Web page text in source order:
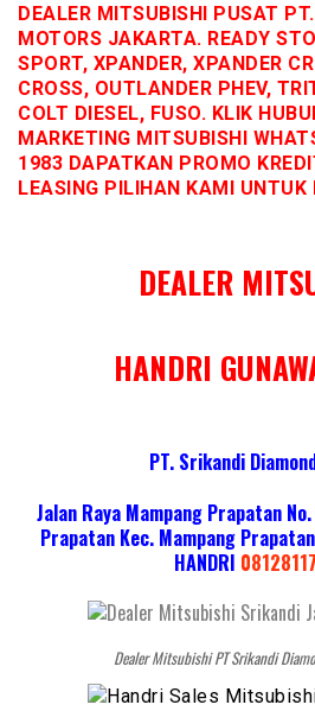
DEALER MITSUBISHI PUSAT
MOTORS JAKARTA. READY
SPORT, XPANDER, XPANDER
CROSS, OUTLANDER PHEV,
COLT DIESEL, FUSO. KLIK
MARKETING MITSUBISHI
1983 DAPATKAN PROMO
LEASING PILIHAN KAMI UNTUK
DEALER
HANDRI
PT. Srikandi
Jalan Raya Mampang Prapatan
Prapatan Kec. Mampang
HANDRI
Dealer Mitsubishi PT Srikandi